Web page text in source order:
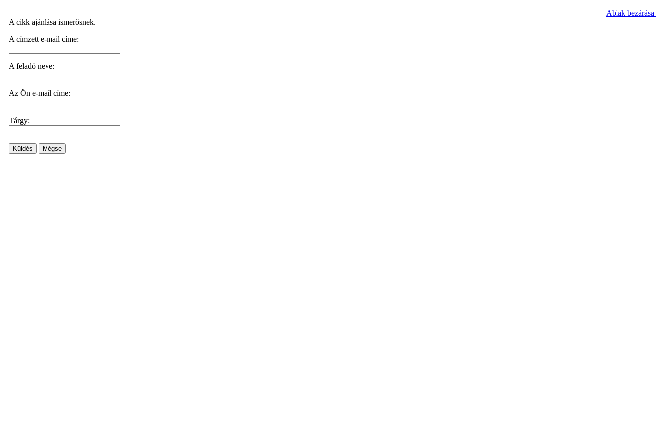
Ablak bezárása
A cikk ajánlása ismerősnek.
A címzett e-mail címe:
A feladó neve:
Az Ön e-mail címe:
Tárgy:
Küldés Mégse